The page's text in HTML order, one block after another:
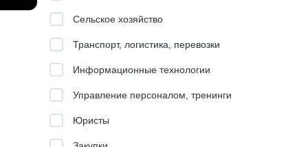
Сельское хозяйство
Транспорт, логистика, перевозки
Информационные технологии
Управление персоналом, тренинги
Юристы